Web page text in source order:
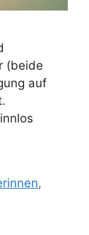
(beide
auf
,